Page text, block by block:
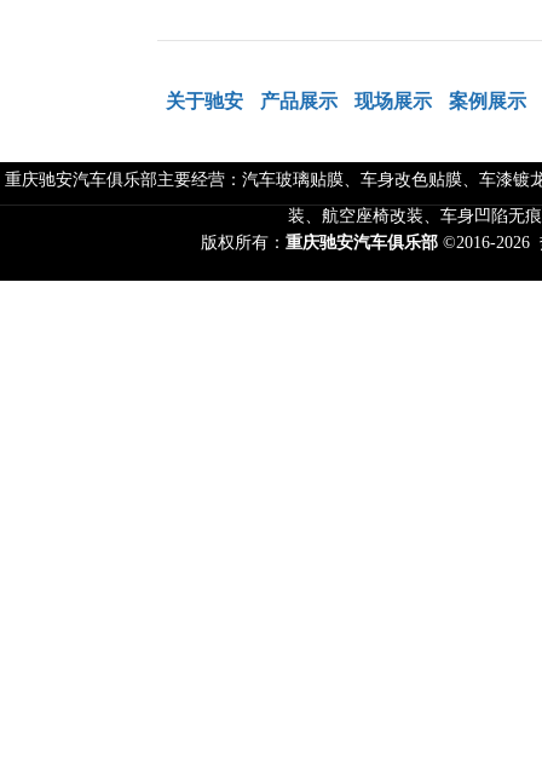
关于驰安 产品展示 现场展示 案例展示
重庆驰安汽车俱乐部主要经营：汽车玻璃贴膜、车身改色贴膜、车漆
装、航空座椅改装、车身凹陷无
版权所有： 重庆驰安汽车俱乐部©2016-2026